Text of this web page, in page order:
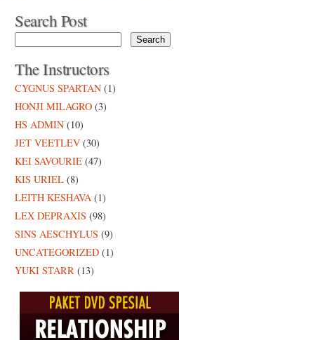
Search Post
The Instructors
CYGNUS SPARTAN (1)
HONJI MILAGRO (3)
HS ADMIN (10)
JET VEETLEV (30)
KEI SAVOURIE (47)
KIS URIEL (8)
LEITH KESHAVA (1)
LEX DEPRAXIS (98)
SINS AESCHYLUS (9)
UNCATEGORIZED (1)
YUKI STARR (13)